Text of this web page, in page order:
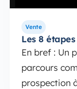
Vente
Les 8
En bref : Un
parcours
prospection